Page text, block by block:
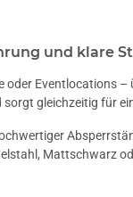
und klare
oder Eventlocations
gleichzeitig für
Mattschwarz